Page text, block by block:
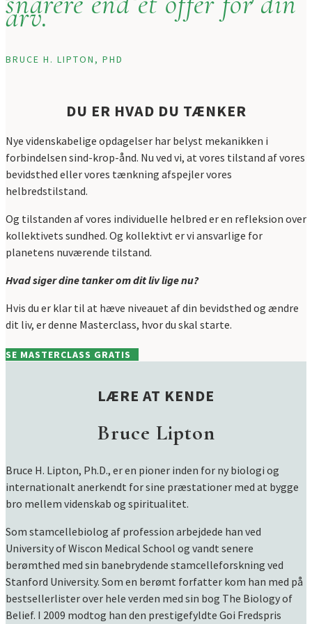
arv.
BRUCE H. LIPTON, PHD
DU ER HVAD DU TÆNKER
Nye videnskabelige opdagelser har belyst mekanikken i
forbindelsen sind-krop-ånd. Nu ved vi, at vores tilstand af vores
bevidsthed eller vores tænkning afspejler vores
helbredstilstand.
Og tilstanden af ​​vores individuelle helbred er en refleksion over
kollektivets sundhed. Og kollektivt er vi ansvarlige for
planetens nuværende tilstand.
Hvad siger dine tanker om dit liv lige nu?
Hvis du er klar til at hæve niveauet af din bevidsthed og ændre
dit liv, er denne Masterclass, hvor du skal starte.
SE MASTERCLASS GRATIS
LÆRE AT KENDE
Bruce Lipton
Bruce H. Lipton, Ph.D., er en pioner inden for ny biologi og
internationalt anerkendt for sine præstationer med at bygge
bro mellem videnskab og spiritualitet.
Som stamcellebiolog af profession arbejdede han ved
University of Wiscon Medical School og vandt senere
berømthed med sin banebrydende stamcelleforskning ved
Stanford University. Som en berømt forfatter kom han med på
bestsellerlister over hele verden med sin bog The Biology of
Belief. I 2009 modtog han den prestigefyldte Goi Fredspris